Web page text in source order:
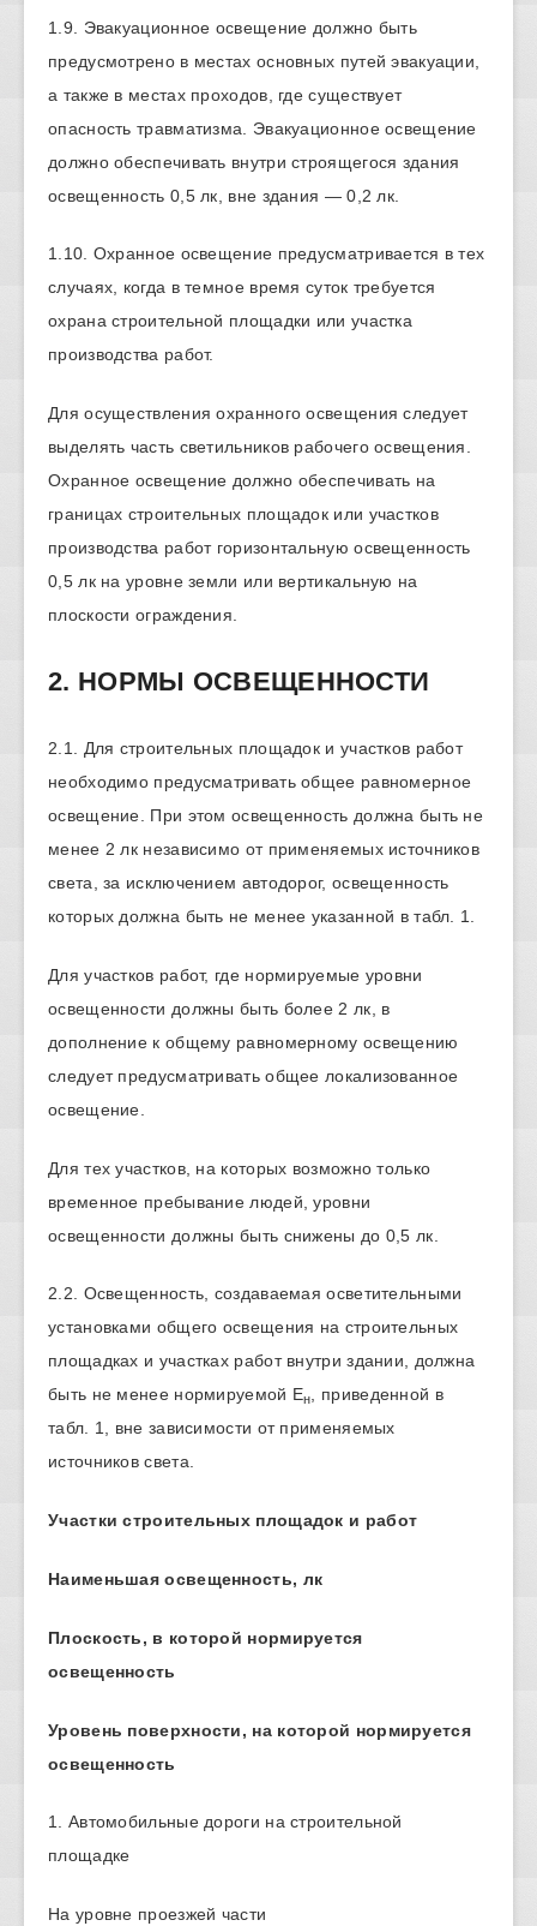
1.9. Эвакуационное освещение должно быть
предусмотрено в местах основных путей эвакуации,
а также в местах проходов, где существует
опасность травматизма. Эвакуационное освещение
должно обеспечивать внутри строящегося здания
освещенность 0,5 лк, вне здания — 0,2 лк.
1.10. Охранное освещение предусматривается в тех
случаях, когда в темное время суток требуется
охрана строительной площадки или участка
производства работ.
Для осуществления охранного освещения следует
выделять часть светильников рабочего освещения.
Охранное освещение должно обеспечивать на
границах строительных площадок или участков
производства работ горизонтальную освещенность
0,5 лк на уровне земли или вертикальную на
плоскости ограждения.
2. НОРМЫ ОСВЕЩЕННОСТИ
2.1. Для строительных площадок и участков работ
необходимо предусматривать общее равномерное
освещение. При этом освещенность должна быть не
менее 2 лк независимо от применяемых источников
света, за исключением автодорог, освещенность
которых должна быть не менее указанной в табл. 1.
Для участков работ, где нормируемые уровни
освещенности должны быть более 2 лк, в
дополнение к общему равномерному освещению
следует предусматривать общее локализованное
освещение.
Для тех участков, на которых возможно только
временное пребывание людей, уровни
освещенности должны быть снижены до 0,5 лк.
2.2. Освещенность, создаваемая осветительными
установками общего освещения на строительных
площадках и участках работ внутри здании, должна
быть не менее нормируемой Ен, приведенной в
табл. 1, вне зависимости от применяемых
источников света.
Участки строительных площадок и работ
Наименьшая освещенность, лк
Плоскость, в которой нормируется
освещенность
Уровень поверхности, на которой нормируется
освещенность
1. Автомобильные дороги на строительной
площадке
На уровне проезжей части